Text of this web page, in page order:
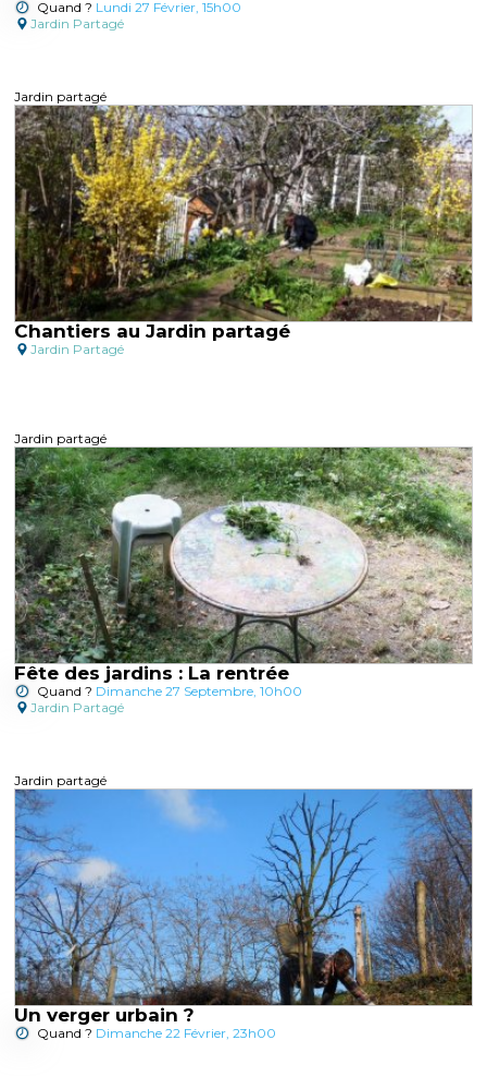
Quand ? Lundi 27 Février, 15h00
Jardin Partagé
Jardin partagé
Chantiers au Jardin partagé
Jardin Partagé
Jardin partagé
Fête des jardins : La rentrée
Quand ? Dimanche 27 Septembre, 10h00
Jardin Partagé
Jardin partagé
Un verger urbain ?
Quand ? Dimanche 22 Février, 23h00